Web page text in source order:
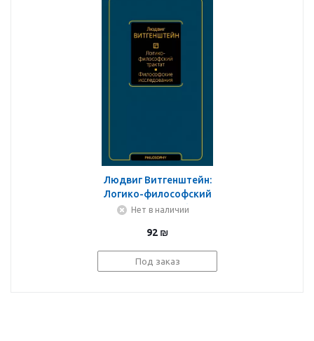
Людвиг Витгенштейн:
Логико-философский
трактат. Философские
Нет в наличии
92 ₪
Под заказ